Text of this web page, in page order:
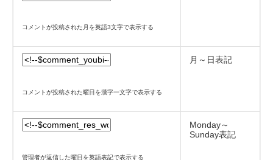
コメントが投稿された月を英語3文字で表示する
コメントが投稿された曜日を漢字一文字で表示する
月～日表記
管理者が返信した曜日を英語表記で表示する
Monday～
Sunday表記